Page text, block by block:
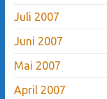
Juli 2007
Juni 2007
Mai 2007
April 2007